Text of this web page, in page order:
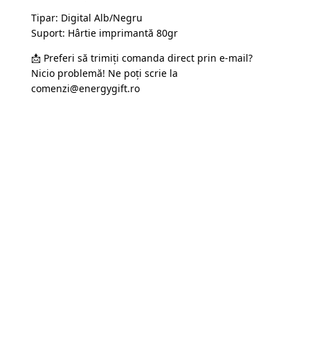
Tipar: Digital Alb/Negru
Suport: Hârtie imprimantă 80gr
📩 Preferi să trimiți comanda direct prin e-mail?
Nicio problemă! Ne poți scrie la
comenzi@energygift.ro